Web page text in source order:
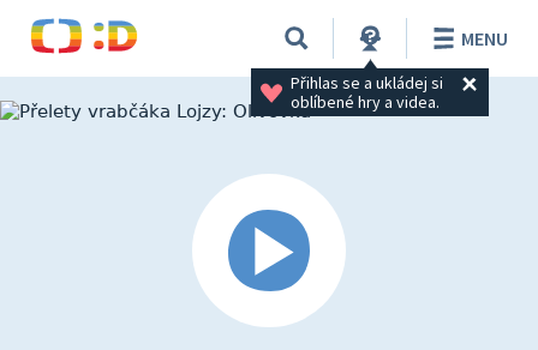
Přihlas se a ukládej si
oblíbené hry a videa.
MENU